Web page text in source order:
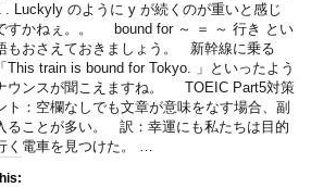
. Luckyly のように y が続くのが重いと感じ
すかねぇ。。 bound for ～ ＝ ～ 行き とい
もおさえておきましょう。 新幹線に乗る
This train is bound for Tokyo. 」といったよう
ウンスが聞こえますね。 TOEIC Part5対策
ト：空欄なしでも文章が意味をなす場合、副
ることが多い。 訳：幸運にも私たちは目的
く電車を見つけた。 …